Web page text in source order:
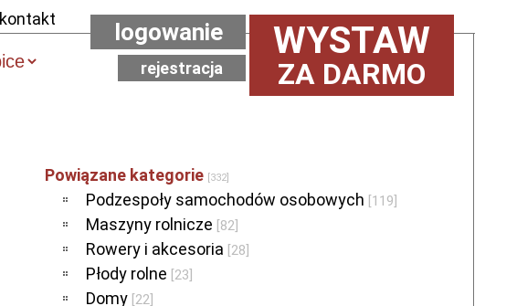
kontakt WYSTAW
ZA DARMO
logowanie
rejestracja
Powiązane kategorie [332]
Podzespoły samochodów osobowych [119]
Maszyny rolnicze [82]
Rowery i akcesoria [28]
Płody rolne [23]
Domy [22]